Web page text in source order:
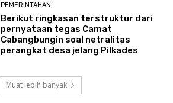
PEMERINTAHAN
Berikut ringkasan terstruktur dari
pernyataan tegas Camat
Cabangbungin soal netralitas
perangkat desa jelang Pilkades
Muat lebih banyak